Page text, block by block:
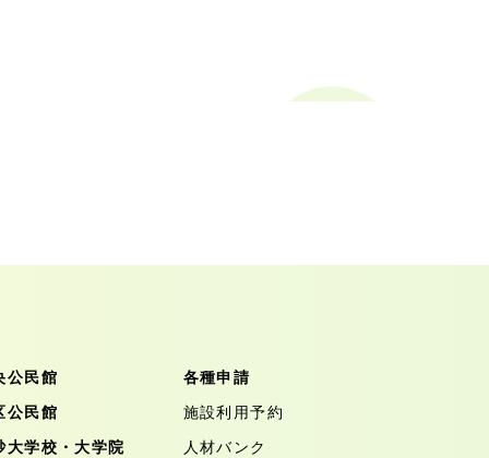
公民館
公民館
大学校・大学院
各種申請
施設利用予約
人材バンク